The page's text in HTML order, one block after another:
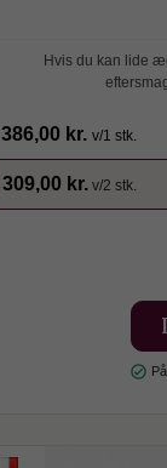
Hvis du kan lide
386,00 kr. v/1 stk.
309,00 kr. v/2 stk.
check_circle